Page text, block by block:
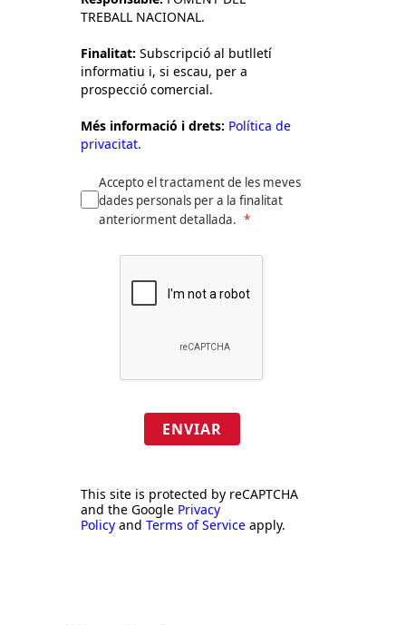
TREBALL NACIONAL.
Finalitat: Subscripció al butlletí
informatiu i, si escau, per a
prospecció comercial.
Més informació i drets: Política de
privacitat.
Accepto el tractament de les meves
dades personals per a la finalitat
anteriorment detallada.
ENVIAR
This site is protected by reCAPTCHA
and the Google Privacy
Policy and Terms of Service apply.